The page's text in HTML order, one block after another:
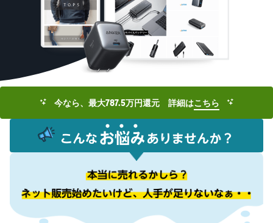
今なら、最大787.5万円還元 詳細はこちら